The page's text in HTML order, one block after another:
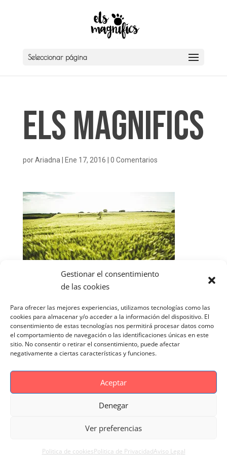
Gestionar el consentimiento
de las cookies
Para ofrecer las mejores experiencias, utilizamos tecnologías como las
cookies para almacenar y/o acceder a la información del dispositivo. El
consentimiento de estas tecnologías nos permitirá procesar datos como
el comportamiento de navegación o las identificaciones únicas en este
sitio. No consentir o retirar el consentimiento, puede afectar
negativamente a ciertas características y funciones.
Aceptar
Denegar
Ver preferencias
Politica de cookiesPolitica de PrivacidadAviso Legal
Seleccionar página
Els Magnifics
porAriadna Ene 17, 2016 0 Comentarios
Politica de Privacidad
Reportaje Magnific